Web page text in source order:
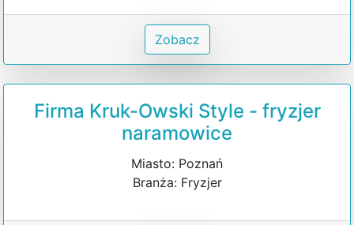
Zobacz
Firma Kruk-Owski Style - fryzjer
naramowice
Miasto: Poznań
Branża: Fryzjer